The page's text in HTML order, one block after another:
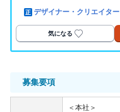
デザイナー・クリエイター
気になる
募集要項
＜本社＞